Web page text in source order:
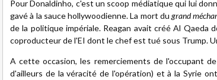
Pour Donaldinho, c'est un scoop médiatique qui lui
gavé à la sauce hollywoodienne. La mort dugrand
de la politique impériale. Reagan avait créé Al Qaeda
coproducteur de l'EI dont le chef est tué sous Trump.
A cette occasion, les remerciements de l'occupant
d'ailleurs de la véracité de l'opération) et à la Syrie